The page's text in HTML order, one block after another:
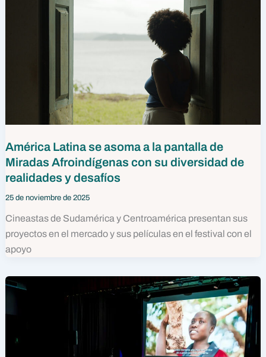
América Latina se asoma a la pantalla de
Miradas Afroindígenas con su diversidad de
realidades y desafíos
25 de noviembre de 2025
Cineastas de Sudamérica y Centroamérica presentan sus
proyectos en el mercado y sus películas en el festival con el
apoyo